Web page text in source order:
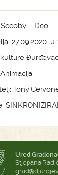
– Doo
27.09.2020. u
Tony
Ured
Stjepana